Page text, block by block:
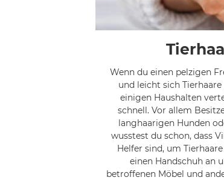
Wenn du einen pelzigen
und leicht sich
einigen Haushalten
schnell. Vor allem
langhaarigen Hunden
wusstest du schon, dass
Helfer sind, um
einen Handschuh an
betroffenen Möbel und